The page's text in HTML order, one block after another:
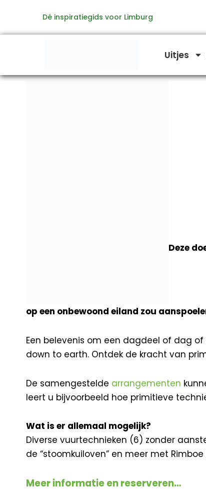
de
Dé inspiratiegids voor Limburg
Uitjes
Deze
op een onbewoond eiland zou
Een belevenis om een dagdeel of dag
down to earth. Ontdek de kracht van
De samengestelde arrangementen
leert u bijvoorbeeld hoe primitieve
Wat is er allemaal mogelijk?
Diverse vuurtechnieken (6) zonder
de “stoomkuiloven” en meer met
Meer informatie en reserveren…